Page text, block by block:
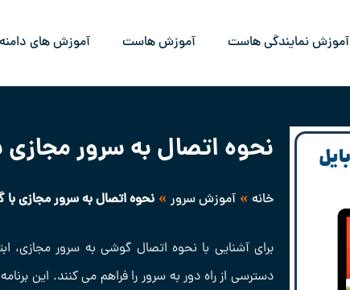
آموزش نمایندگی هاست آموزش هاست آموزش های دامنه
نحوه اتصال به سرور
خانه » آموزش سرور » نحوه اتصال به سرور مجازی